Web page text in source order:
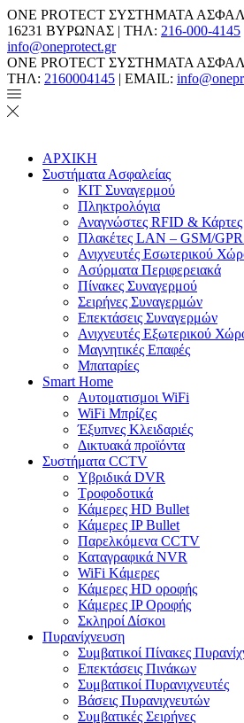
ONE PROTECT ΣΥΣΤΗΜΑΤΑ
16231 ΒΥΡΩΝΑΣ | ΤΗΛ: 216-000-4145
info@oneprotect.gr
ONE PROTECT ΣΥΣΤΗΜΑΤΑ
ΤΗΛ: 2160004145 | EMAIL:
ΑΡΧΙΚΗ
Συστήματα Ασφαλείας
ΚΙΤ Συναγερμού
Πληκτρολόγια
Αναγνώστες RFID & Κάρτες
Πλακέτες LAN – GSM/
Ανιχνευτές Εσωτερικού
Aσύρματα Περιφερειακά
Πίνακες Συναγερμού
Σειρήνες Συναγερμών
Επεκτάσεις Συναγερμών
Ανιχνευτές Εξωτερικού
Μαγνητικές Επαφές
Μπαταρίες
Smart Home
Αυτοματισμοι WiFi
WiFi Μπρίζες
Έξυπνες Κλειδαριές
Δικτυακά προϊόντα
Συστήματα CCTV
Υβριδικά DVR
Tροφοδοτικά
Κάμερες HD Βullet
Κάμερες IP Βullet
Παρελκόμενα CCTV
Καταγραφικά NVR
WiFi Kάμερες
Κάμερες HD οροφής
Κάμερες IP Οροφής
Σκληροί Δίσκοι
Πυρανίχνευση
Συμβατικοί Πίνακες
Επεκτάσεις Πινάκων
Συμβατικοί Πυρανιχνευτές
Βάσεις Πυρανιχνευτών
Συμβατικές Σειρήνες